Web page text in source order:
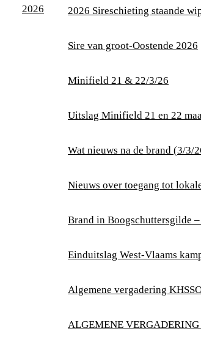
2026 2026 Sireschieting staande
Sire van groot-Oostende 2026
Minifield 21 & 22/3/26
Uitslag Minifield 21 en 22
Wat nieuws na de brand (3/3/
Nieuws over toegang tot
Brand in Boogschuttersgilde
Einduitslag West-Vlaams
Algemene vergadering
ALGEMENE